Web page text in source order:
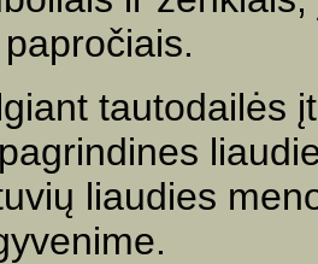
tautodailės
liaudies